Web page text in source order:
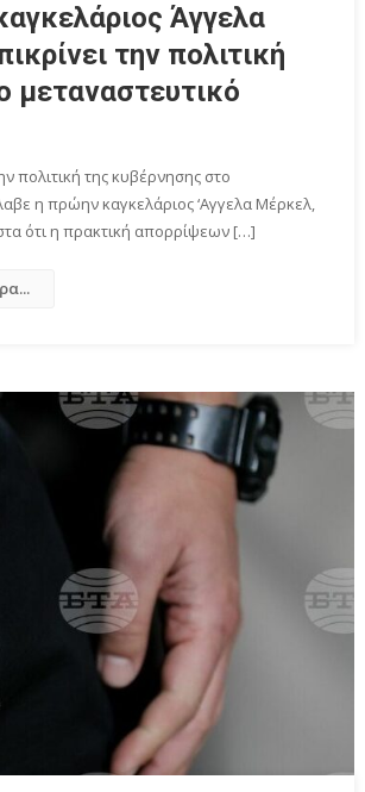
Άγγελα
την πολιτική
μεταναστευτικό
πολιτική της κυβέρνησης στο
η πρώην καγκελάριος ‘Αγγελα Μέρκελ,
ότι η πρακτική απορρίψεων […]